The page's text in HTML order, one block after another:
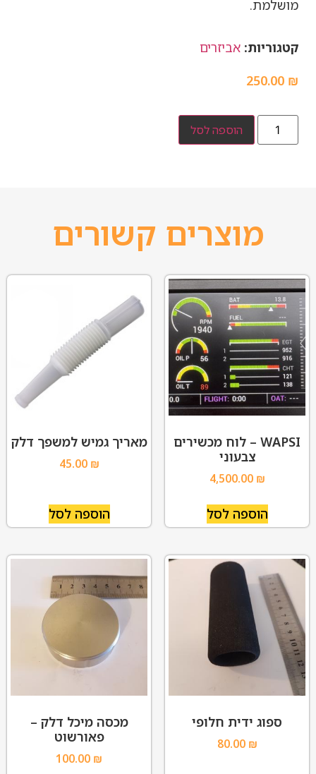
מושלמת.
קטגוריות: אביזרים
250.00 ₪
הוספה לסל
מוצרים קשורים
WAPSI – לוח מכשירים
צבעוני
4,500.00 ₪
הוספה לסל
מאריך גמיש למשפך דלק
45.00 ₪
הוספה לסל
ספוג ידית חלופי
80.00 ₪
מכסה מיכל דלק –
פאורשוט
100.00 ₪